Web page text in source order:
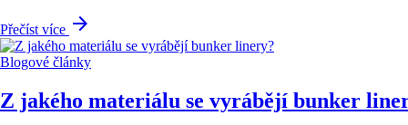
Přečíst více arrow_forward
Blogové články
Z jakého materiálu se vyrábějí bunker